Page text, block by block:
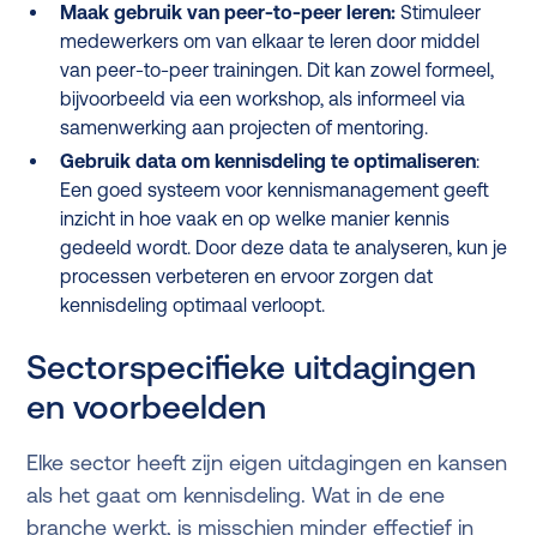
Maak gebruik van peer-to-peer leren:Stimuleer
medewerkers om van elkaar te leren door middel
van peer-to-peer trainingen. Dit kan zowel formeel,
bijvoorbeeld via een workshop, als informeel via
samenwerking aan projecten of mentoring.
Gebruik data om kennisdeling te optimaliseren:
Een goed systeem voor kennismanagement geeft
inzicht in hoe vaak en op welke manier kennis
gedeeld wordt. Door deze data te analyseren, kun je
processen verbeteren en ervoor zorgen dat
kennisdeling optimaal verloopt.
Sectorspecifieke uitdagingen
en voorbeelden
Elke sector heeft zijn eigen uitdagingen en kansen
als het gaat om kennisdeling. Wat in de ene
branche werkt, is misschien minder effectief in